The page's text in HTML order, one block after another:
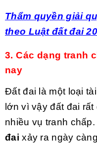
Thẩm quyền giải
theo Luật đất đai
3. Các dạng tranh
nay
Đất đai là một loại
lớn vì vậy đất đai
nhiều vụ tranh
đai xảy ra ngày